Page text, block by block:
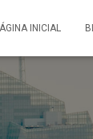
INICIAL